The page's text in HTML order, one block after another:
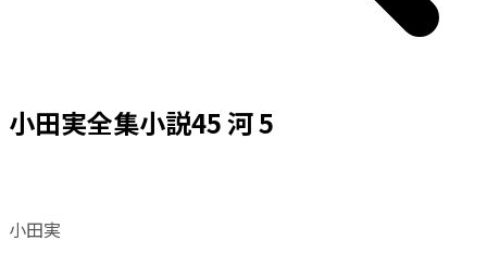
小田実全集小説45 河 5
小田実